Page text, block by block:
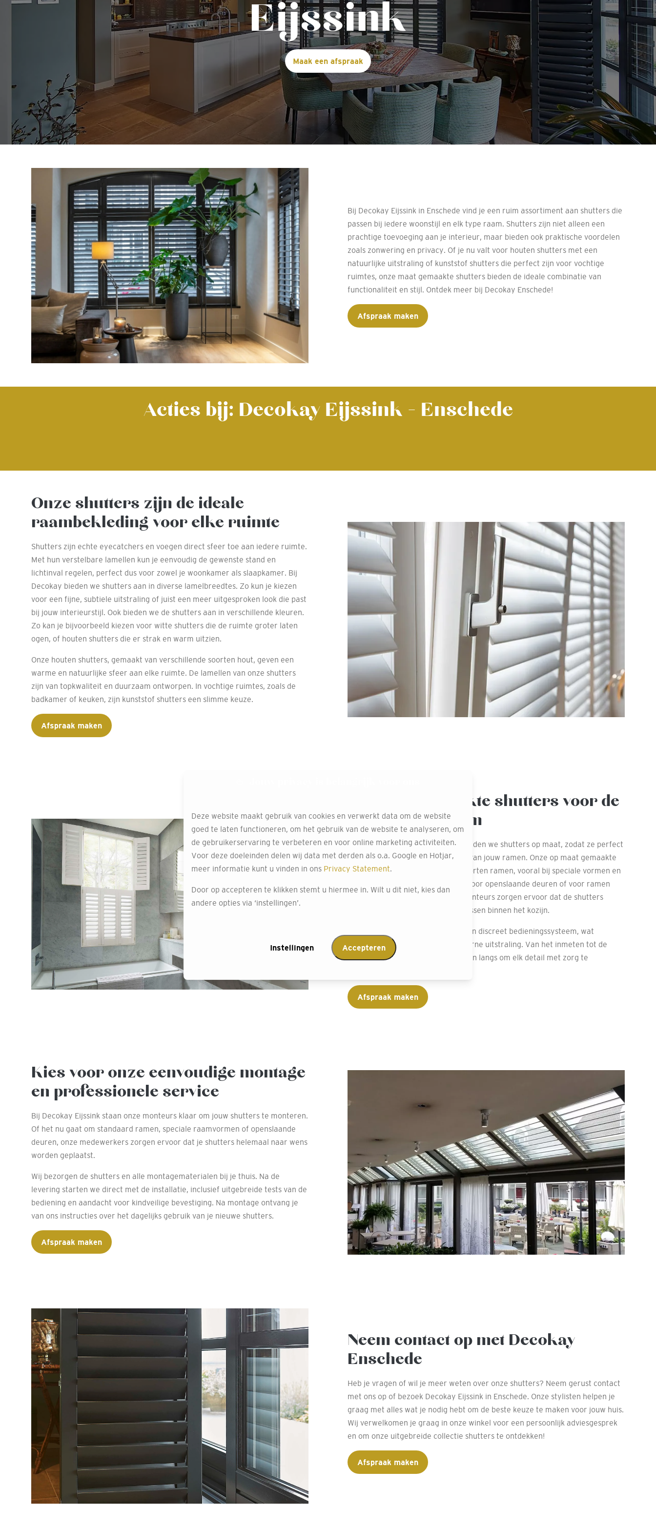
Eijssink
Maak een afspraak
Bij Decokay Eijssink in Enschede vind je een ruim assortiment aan shutters die
passen bij iedere woonstijl en elk type raam. Shutters zijn niet alleen een
prachtige toevoeging aan je interieur, maar bieden ook praktische voordelen
zoals zonwering en privacy. Of je nu valt voor houten shutters met een
natuurlijke uitstraling of kunststof shutters die perfect zijn voor vochtige
ruimtes, onze maat gemaakte shutters bieden de ideale combinatie van
functionaliteit en stijl. Ontdek meer bij Decokay Enschede!
Afspraak maken
Acties bij: Decokay Eijssink - Enschede
Onze shutters zijn de ideale
raambekleding voor elke ruimte
Shutters zijn echte eyecatchers en voegen direct sfeer toe aan iedere ruimte.
Met hun verstelbare lamellen kun je eenvoudig de gewenste stand en
lichtinval regelen, perfect dus voor zowel je woonkamer als slaapkamer. Bij
Decokay bieden we shutters aan in diverse lamelbreedtes. Zo kun je kiezen
voor een fijne, subtiele uitstraling of juist een meer uitgesproken look die past
bij jouw interieurstijl. Ook bieden we de shutters aan in verschillende kleuren.
Zo kan je bijvoorbeeld kiezen voor witte shutters die de ruimte groter laten
ogen, of houten shutters die er strak en warm uitzien.
Onze houten shutters, gemaakt van verschillende soorten hout, geven een
warme en natuurlijke sfeer aan elke ruimte. De lamellen van onze shutters
zijn van topkwaliteit en duurzaam ontworpen. In vochtige ruimtes, zoals de
badkamer of keuken, zijn kunststof shutters een slimme keuze.
Afspraak maken
Op maat gemaakte shutters voor de
perfecte pasvorm
Bij Decokay Eijssink in Enschede bieden we shutters op maat, zodat ze perfect
passen bij de afmetingen en vorm van jouw ramen. Onze op maat gemaakte
shutters zijn ideaal voor allerlei soorten ramen, vooral bij speciale vormen en
schuifpuien. Of je nu shutters wilt voor openslaande deuren of voor ramen
met een afwijkende vorm, onze monteurs zorgen ervoor dat de shutters
perfect worden gemonteerd en passen binnen het kozijn.
Onze shutters zijn uitgerust met een discreet bedieningssysteem, wat
bijdraagt aan een strakke en moderne uitstraling. Van het inmeten tot de
montage, onze medewerkers komen langs om elk detail met zorg te
Afspraak maken
Kies voor onze eenvoudige montage
en professionele service
Bij Decokay Eijssink staan onze monteurs klaar om jouw shutters te monteren.
Of het nu gaat om standaard ramen, speciale raamvormen of openslaande
deuren, onze medewerkers zorgen ervoor dat je shutters helemaal naar wens
worden geplaatst.
Wij bezorgen de shutters en alle montagematerialen bij je thuis. Na de
levering starten we direct met de installatie, inclusief uitgebreide tests van de
bediening en aandacht voor kindveilige bevestiging. Na montage ontvang je
van ons instructies over het dagelijks gebruik van je nieuwe shutters.
Afspraak maken
Neem contact op met Decokay
Enschede
Heb je vragen of wil je meer weten over onze shutters? Neem gerust contact
met ons op of bezoek Decokay Eijssink in Enschede. Onze stylisten helpen je
graag met alles wat je nodig hebt om de beste keuze te maken voor jouw huis.
Wij verwelkomen je graag in onze winkel voor een persoonlijk adviesgesprek
en om onze uitgebreide collectie shutters te ontdekken!
Afspraak maken
Deze website maakt gebruik van cookies en verwerkt data om de website
goed te laten functioneren, om het gebruik van de website te analyseren, om
de gebruikerservaring te verbeteren en voor online marketing activiteiten.
Voor deze doeleinden delen wij data met derden als o.a. Google en Hotjar,
meer informatie kunt u vinden in ons Privacy Statement.
Door op accepteren te klikken stemt u hiermee in. Wilt u dit niet, kies dan
andere opties via ‘instellingen’.
Instellingen Accepteren